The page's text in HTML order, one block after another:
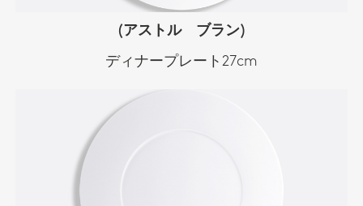
(アストル ブラン)
ディナープレート27cm